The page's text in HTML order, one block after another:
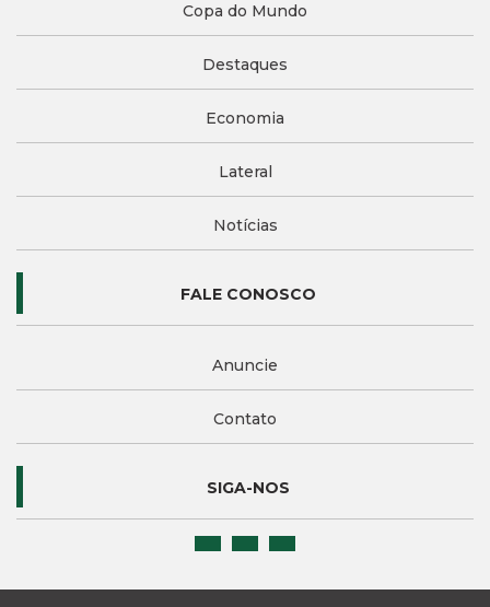
Copa do Mundo
Destaques
Economia
Lateral
Notícias
FALE CONOSCO
Anuncie
Contato
SIGA-NOS